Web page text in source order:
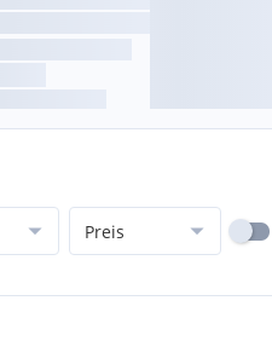
Preis